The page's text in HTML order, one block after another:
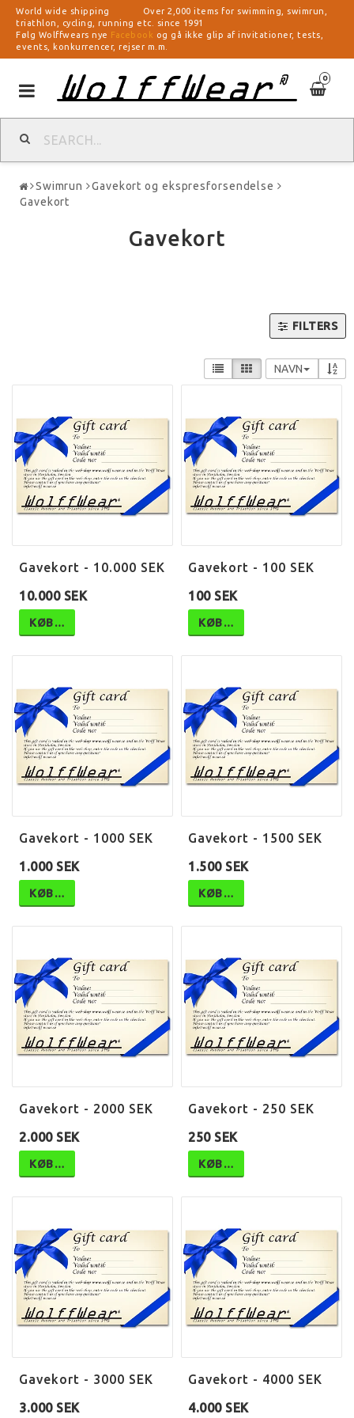
World wide shipping Over 2,000 items for swimming, swimrun,
triathlon, cycling, running etc. since 1991
Følg Wolffwears nye Facebook og gå ikke glip af invitationer, tests,
events, konkurrencer, rejser m.m.
0
Toggle
navigation
Swimrun
Gavekort og ekspresforsendelse
Gavekort
Gavekort
FILTERS
NAVN
Gavekort - 10.000 SEK
10.000 SEK
KØB…
Gavekort - 100 SEK
100 SEK
KØB…
Gavekort - 1000 SEK
1.000 SEK
KØB…
Gavekort - 1500 SEK
1.500 SEK
KØB…
Gavekort - 2000 SEK
2.000 SEK
KØB…
Gavekort - 250 SEK
250 SEK
KØB…
Gavekort - 3000 SEK
3.000 SEK
Gavekort - 4000 SEK
4.000 SEK